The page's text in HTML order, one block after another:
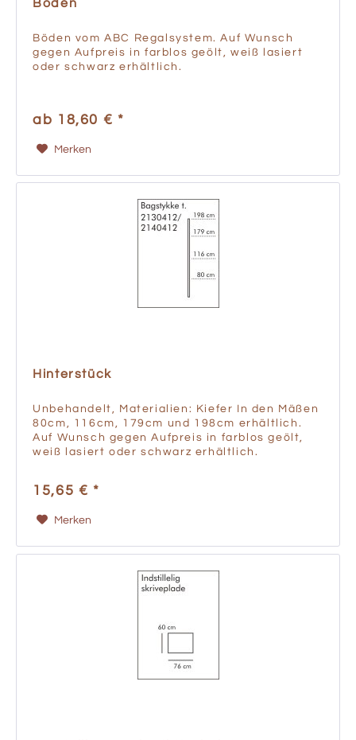
Böden
Böden vom ABC Regalsystem. Auf Wunsch
gegen Aufpreis in farblos geölt, weiß lasiert
oder schwarz erhältlich.
ab 18,60 € *
Merken
Hinterstück
Unbehandelt, Materialien: Kiefer In den Mäßen
80cm, 116cm, 179cm und 198cm erhältlich.
Auf Wunsch gegen Aufpreis in farblos geölt,
weiß lasiert oder schwarz erhältlich.
15,65 € *
Merken